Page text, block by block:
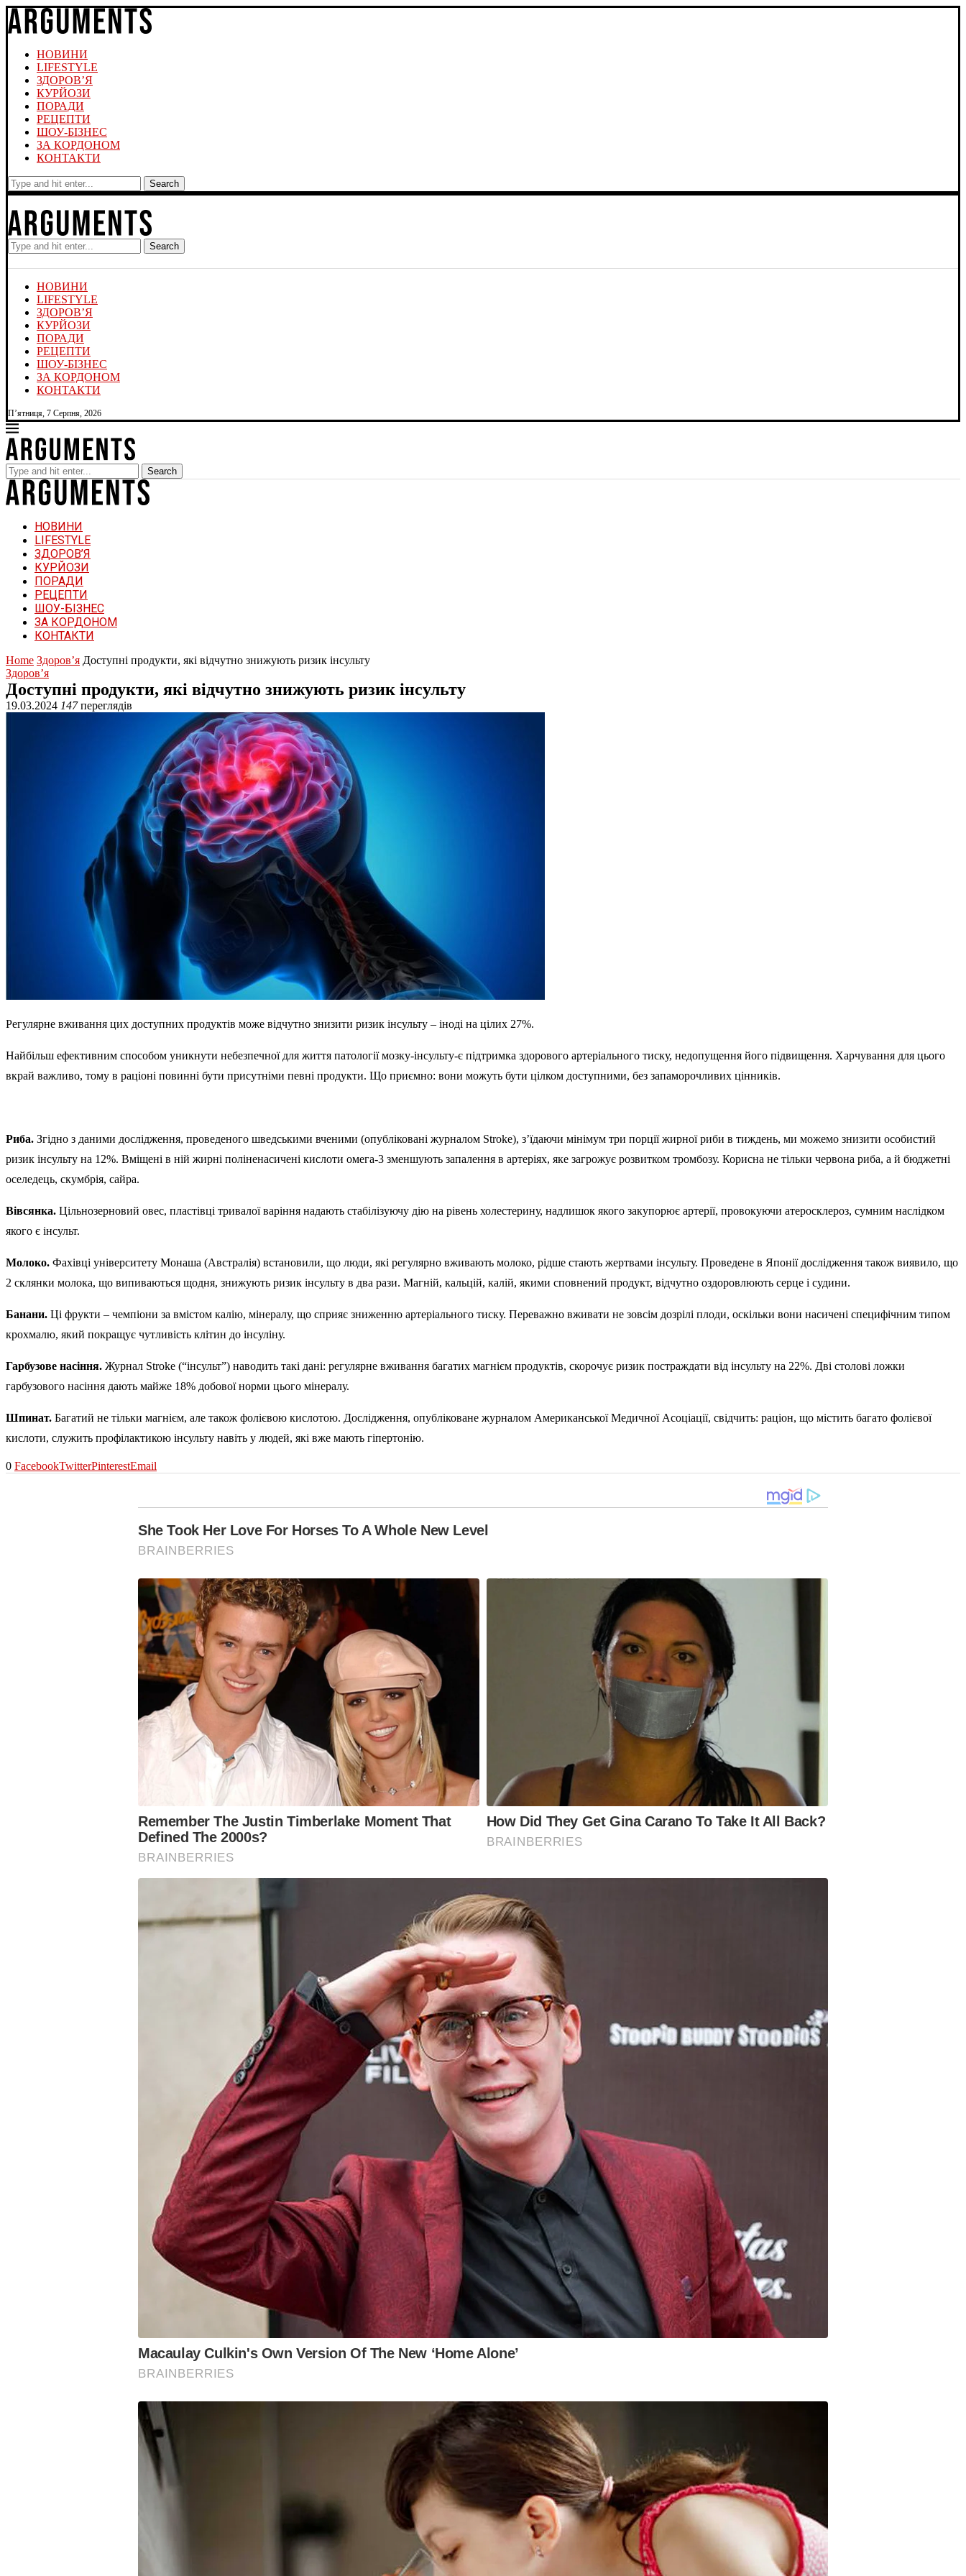
НОВИНИ
LIFESTYLE
ЗДОРОВ’Я
КУРЙОЗИ
ПОРАДИ
РЕЦЕПТИ
ШОУ-БІЗНЕС
ЗА КОРДОНОМ
КОНТАКТИ
Search
Search
НОВИНИ
LIFESTYLE
ЗДОРОВ’Я
КУРЙОЗИ
ПОРАДИ
РЕЦЕПТИ
ШОУ-БІЗНЕС
ЗА КОРДОНОМ
КОНТАКТИ
П’ятниця, 7 Серпня, 2026
Search
НОВИНИ
LIFESTYLE
ЗДОРОВ’Я
КУРЙОЗИ
ПОРАДИ
РЕЦЕПТИ
ШОУ-БІЗНЕС
ЗА КОРДОНОМ
КОНТАКТИ
Home Здоров’я Доступні продукти, які відчутно знижують ризик інсульту
Здоров’я
Доступні продукти, які відчутно знижують ризик інсульту
19.03.2024 147переглядів
Регулярне вживання цих доступних продуктів може відчутно знизити ризик інсульту – іноді на цілих 27%.
Найбільш ефективним способом уникнути небезпечної для життя патології мозку-інсульту-є підтримка здорового артеріального тиску, недопущення його підвищення. Харчування для цього
вкрай важливо, тому в раціоні повинні бути присутніми певні продукти. Що приємно: вони можуть бути цілком доступними, без запаморочливих цінників.
Риба. Згідно з даними дослідження, проведеного шведськими вченими (опубліковані журналом Stroke), з’їдаючи мінімум три порції жирної риби в тиждень, ми можемо знизити особистий
ризик інсульту на 12%. Вміщені в ній жирні поліненасичені кислоти омега-3 зменшують запалення в артеріях, яке загрожує розвитком тромбозу. Корисна не тільки червона риба, а й бюджетні
оселедець, скумбрія, сайра.
Вівсянка. Цільнозерновий овес, пластівці тривалої варіння надають стабілізуючу дію на рівень холестерину, надлишок якого закупорює артерії, провокуючи атеросклероз, сумним наслідком
якого є інсульт.
Молоко. Фахівці університету Монаша (Австралія) встановили, що люди, які регулярно вживають молоко, рідше стають жертвами інсульту. Проведене в Японії дослідження також виявило, що
2 склянки молока, що випиваються щодня, знижують ризик інсульту в два рази. Магній, кальцій, калій, якими сповнений продукт, відчутно оздоровлюють серце і судини.
Банани. Ці фрукти – чемпіони за вмістом калію, мінералу, що сприяє зниженню артеріального тиску. Переважно вживати не зовсім дозрілі плоди, оскільки вони насичені специфічним типом
крохмалю, який покращує чутливість клітин до інсуліну.
Гарбузове насіння. Журнал Stroke (“інсульт”) наводить такі дані: регулярне вживання багатих магнієм продуктів, скорочує ризик постраждати від інсульту на 22%. Дві столові ложки
гарбузового насіння дають майже 18% добової норми цього мінералу.
Шпинат. Багатий не тільки магнієм, але також фолієвою кислотою. Дослідження, опубліковане журналом Американської Медичної Асоціації, свідчить: раціон, що містить багато фолієвої
кислоти, служить профілактикою інсульту навіть у людей, які вже мають гіпертонію.
0 FacebookTwitterPinterestEmail